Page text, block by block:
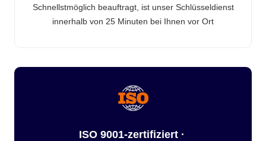
Schnellstmöglich beauftragt, ist unser Schlüsseldienst
innerhalb von 25 Minuten bei Ihnen vor Ort
ISO 9001-zertifiziert ·